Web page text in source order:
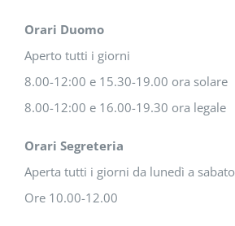
Orari Duomo
Aperto tutti i giorni
8.00-12:00 e 15.30-19.00 ora solare
8.00-12:00 e 16.00-19.30 ora legale
Orari Segreteria
Aperta tutti i giorni da lunedì a sabato
Ore 10.00-12.00